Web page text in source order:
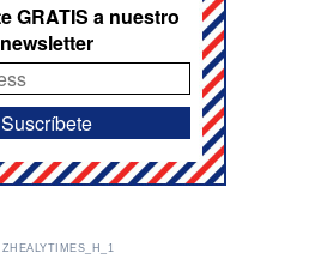
GRATIS a nuestro
newsletter